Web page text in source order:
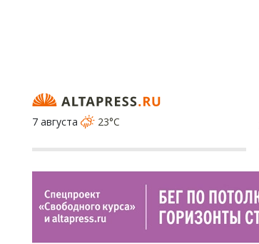
7 августа
23°C